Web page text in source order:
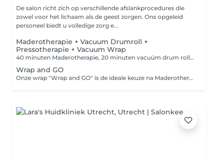
De salon richt zich op verschillende afslankprocedures die
zowel voor het lichaam als de geest zorgen. Ons opgeleid
personeel biedt u volledige zorg e...
Maderotherapie + Vacuum Drumroll +
Pressotherapie + Vacuum Wrap
40 minuten Maderotherapie, 20 minuten vacuüm drum roll, 30 minuten pressotherapie, 30 minuten vacuüm wrap. Bij de behandeling gebruiken we hoogwaardige biologische anticellulitisoliën, -serums en -crèmes die de effectiviteit van de procedure aanzienlijk verhogen. Deze producten bevatten werkzame stoffen die de doorbloeding van de huid bevorderen, de structuur ervan verstevigen en bijdragen aan de vermindering van de zichtbaarheid van cellulitis. Door de natuurlijke samenstelling zijn ze vriendelijk voor de huid, wat zorgt voor hydratatie en voeding, en zo bijdraagt aan het bereiken van optimale resultaten van de behandeling.
Wrap and GO
Onze wrap "Wrap and GO" is de ideale keuze na Maderotherapie. Deze verwarmende wrap is ontworpen om effectief tegen cellulite te vechten. De unieke samenstelling helpt de doorbloeding van de huid te stimuleren en ondersteunt detoxificatie, wat bijdraagt aan een zichtbare versteviging van de huid en verbetering van de structuur. Het wordt aanbevolen om regelmatig aan te brengen na Maderotherapie voor de beste resultaten.